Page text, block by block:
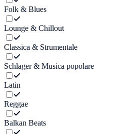
Folk & Blues
Lounge & Chillout
Classica & Strumentale
Schlager & Musica popolare
Latin
Reggae
Balkan Beats